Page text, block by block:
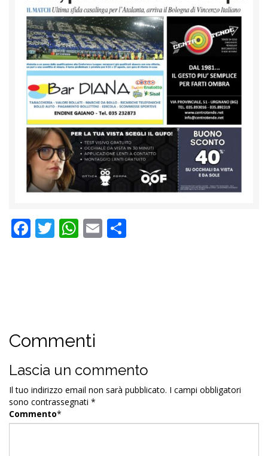
Facebook
Twitter
WhatsApp
Email
Commenti
Lascia un commento
Il tuo indirizzo email non sarà pubblicato. I campi obbligatori
sono contrassegnati *
Commento*